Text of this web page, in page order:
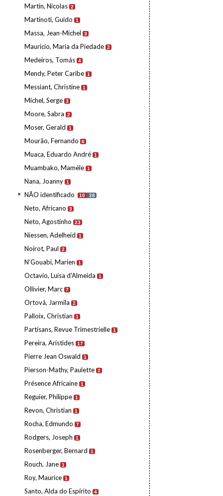
Martin, Nicolas 2
Martinoti, Guido 1
Massa, Jean-Michel 3
Maurício, Maria da Piedade 2
Medeiros, Tomás 4
Mendy, Peter Caribe 1
Messiant, Christine 1
Michel, Serge 3
Moore, Sabra 2
Moser, Gerald 1
Mourão, Fernando 6
Muaca, Eduardo André 1
Muambako, Mamèle 1
Nana, Joanny 1
NÃO identificado 10 28
Neto, Africano 3
Neto, Agostinho 23
Niessen, Adelheid 1
Noirot, Paul 2
N’Gouabi, Marien 1
Octavio, Luísa d'Almeida 1
Ollivier, Marc 7
Ortová, Jarmila 2
Palloix, Christian 1
Partisans, Revue Trimestrielle 1
Pereira, Aristides 17
Pierre Jean Oswald 1
Pierson-Mathy, Paulette 2
Présence Africaine 1
Reguier, Philippe 1
Revon, Christian 1
Rocha, Edmundo 7
Rodgers, Joseph 1
Rosenberger, Bernard 1
Rouch, Jane 1
Roy, Maurice 1
Santo, Alda do Espírito 4